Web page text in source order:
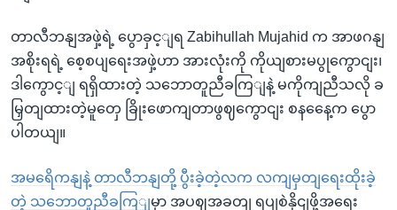
တာလီဘနျအဖှဲ့ရဲ့ ပွောခှင့ျရ Zabihullah Mujahid က အာဖဂနျ
အစိုးရရဲ့ စေ့စပျရေးအဖှဲ့ဟာ အားလုံးကို ကိုယျစားမပွုကွောငျး၊
ဒါကွောင့ျ ရရှိထားတဲ့ သဘောတူညီခကြျနဲ့ မကိုကျညီသလို ခ
မြှတျထားတဲ့မူတှေ ခြိုးဖောကျတာဖွဈကွောငျး စနနေေ့က ပွော
ပါတယျ။
အမရေိကနျနဲ့ တာလီဘနျတို့ ပွီးခဲ့တဲ့လက လကျမှတျရေးထိုးခဲ့
တဲ့ သဘောတူညီခကြျမှာ အပဈအခတျ ရပျစဲနိုငျဖို့အရေး